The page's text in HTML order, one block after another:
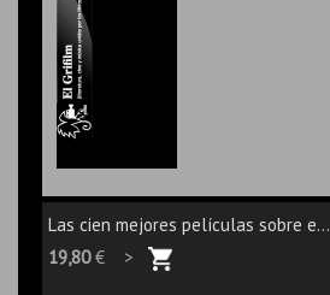
Las cien mejores películas sobre e...
19,80€ >